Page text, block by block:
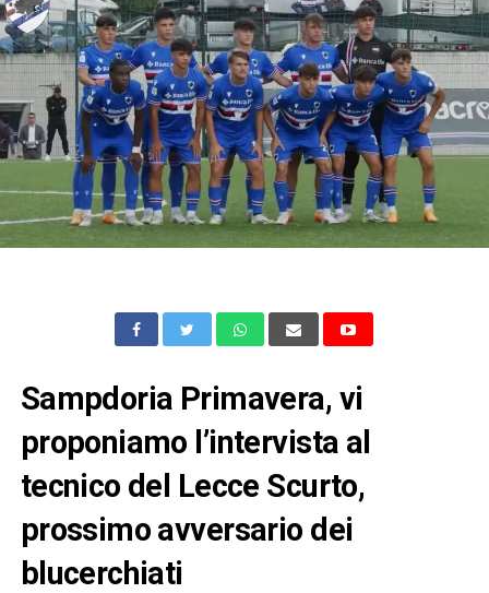
Sampdoria Primavera, vi
proponiamo l’intervista al
tecnico del Lecce Scurto,
prossimo avversario dei
blucerchiati